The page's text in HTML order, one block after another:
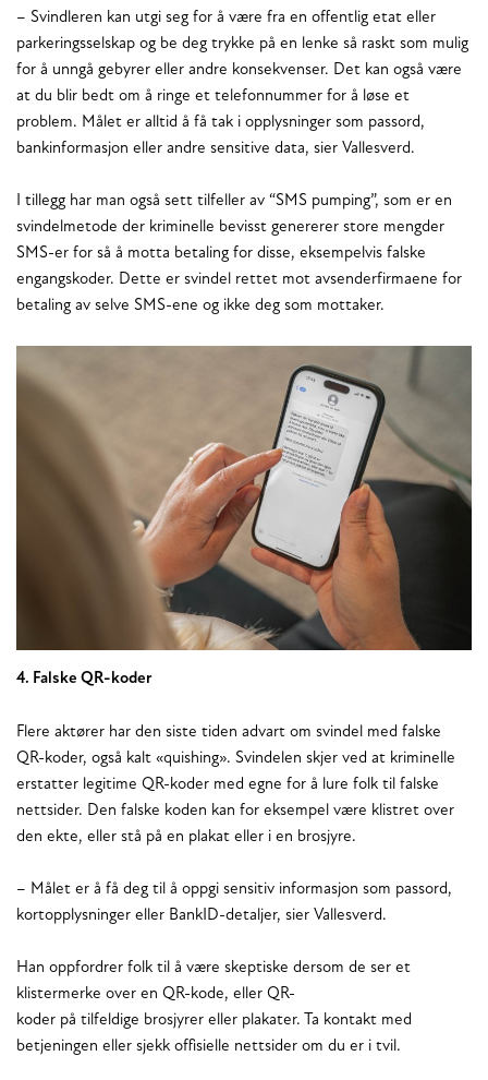
– Svindleren kan utgi seg for å være fra en offentlig etat eller
parkeringsselskap og be deg trykke på en lenke så raskt som mulig
for å unngå gebyrer eller andre konsekvenser. Det kan også være
at du blir bedt om å ringe et telefonnummer for å løse et
problem. Målet er alltid å få tak i opplysninger som passord,
bankinformasjon eller andre sensitive data, sier Vallesverd.
I tillegg har man også sett tilfeller av “SMS pumping”, som er en
svindelmetode der kriminelle bevisst genererer store mengder
SMS-er for så å motta betaling for disse, eksempelvis falske
engangskoder. Dette er svindel rettet mot avsenderfirmaene for
betaling av selve SMS-ene og ikke deg som mottaker.
4. Falske QR-koder
Flere aktører har den siste tiden advart om svindel med falske
QR-koder, også kalt «quishing». Svindelen skjer ved at kriminelle
erstatter legitime QR-koder med egne for å lure folk til falske
nettsider. Den falske koden kan for eksempel være klistret over
den ekte, eller stå på en plakat eller i en brosjyre.
– Målet er å få deg til å oppgi sensitiv informasjon som passord,
kortopplysninger eller BankID-detaljer, sier Vallesverd.
Han oppfordrer folk til å være skeptiske dersom de ser et
klistermerke over en QR-kode, eller QR-
koder på tilfeldige brosjyrer eller plakater. Ta kontakt med
betjeningen eller sjekk offisielle nettsider om du er i tvil.